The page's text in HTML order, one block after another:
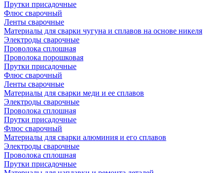
Прутки присадочные
Флюс сварочный
Ленты сварочные
Материалы для сварки чугуна и сплавов на основе никеля
Электроды сварочные
Проволока сплошная
Проволока порошковая
Прутки присадочные
Флюс сварочный
Ленты сварочные
Материалы для сварки меди и ее сплавов
Электроды сварочные
Проволока сплошная
Прутки присадочные
Флюс сварочный
Материалы для сварки алюминия и его сплавов
Электроды сварочные
Проволока сплошная
Прутки присадочные